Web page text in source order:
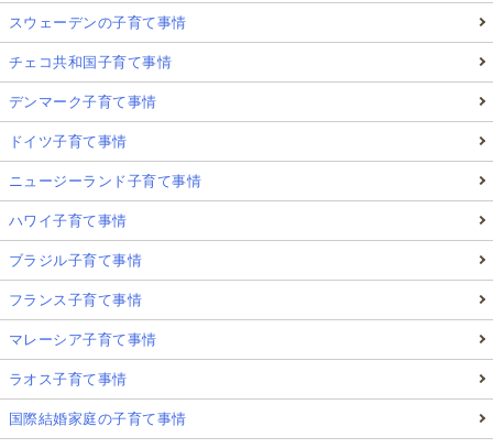
スウェーデンの子育て事情
チェコ共和国子育て事情
デンマーク子育て事情
ドイツ子育て事情
ニュージーランド子育て事情
ハワイ子育て事情
ブラジル子育て事情
フランス子育て事情
マレーシア子育て事情
ラオス子育て事情
国際結婚家庭の子育て事情